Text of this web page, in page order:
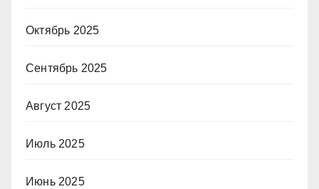
Октябрь 2025
Сентябрь 2025
Август 2025
Июль 2025
Июнь 2025